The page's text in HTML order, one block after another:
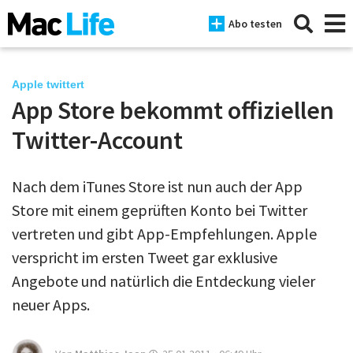
Abo testen
News
Mac
iPad
Tests
Tipps
Apple twittert
App Store bekommt offiziellen
Twitter-Account
Nach dem iTunes Store ist nun auch der App
Store mit einem geprüften Konto bei Twitter
vertreten und gibt App-Empfehlungen. Apple
verspricht im ersten Tweet gar exklusive
Angebote und natürlich die Entdeckung vieler
neuer Apps.